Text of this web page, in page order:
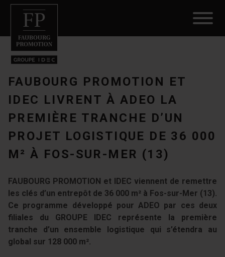
FAUBOURG PROMOTION ET
IDEC LIVRENT À ADEO LA
PREMIÈRE TRANCHE D’UN
PROJET LOGISTIQUE DE 36 000
M² À FOS-SUR-MER (13)
FAUBOURG PROMOTION et IDEC viennent de remettre
les clés d’un entrepôt de 36 000 m² à Fos-sur-Mer (13).
Ce programme développé pour ADEO par ces deux
filiales du GROUPE IDEC représente la première
tranche d’un ensemble logistique qui s’étendra au
global sur 128 000 m².